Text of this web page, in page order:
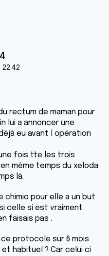
22:42
rectum de maman pour
lui a annoncer une
eu avant l opération
fois tte les trois
même temps du xeloda
là.
pour elle a un but
celle si est vraiment
faisais pas .
ce protocole sur 6 mois
habituel ? Car celui ci